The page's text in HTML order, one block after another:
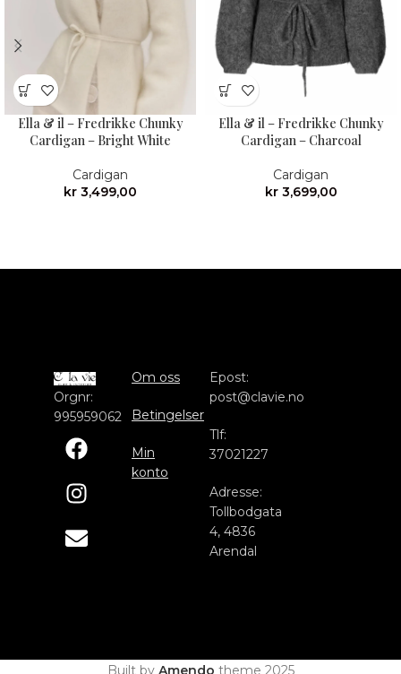
Ella & il – Fredrikke Chunky
Cardigan – Bright White
Cardigan
kr 3,499,00
Ella & il – Fredrikke Chunky
Cardigan – Charcoal
Cardigan
kr3,699,00
Orgnr:
995959062
Om oss
Betingelser
Min
konto
Epost:
post@clavie.no
Tlf:
37021227
Adresse:
Tollbodgata
4, 4836
Arendal
Built by Amendo theme 2025